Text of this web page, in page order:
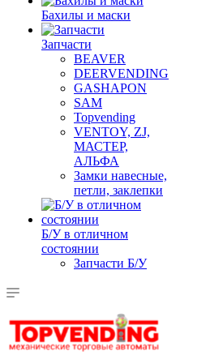
Бахилы и маски
Запчасти
BEAVER
DEERVENDING
GASHAPON
SAM
Topvending
VENTOY, ZJ,
МАСТЕР,
АЛЬФА
Замки навесные,
петли, заклепки
Б/У в отличном
состоянии
Запчасти Б/У